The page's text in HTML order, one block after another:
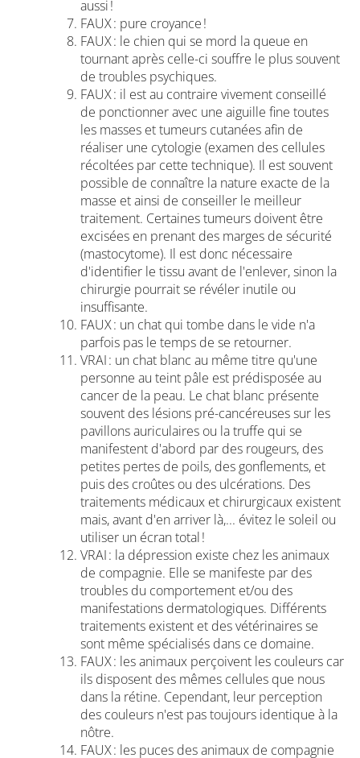
aussi !
FAUX : pure croyance !
FAUX : le chien qui se mord la queue en
tournant après celle-ci souffre le plus souvent
de troubles psychiques.
FAUX : il est au contraire vivement conseillé
de ponctionner avec une aiguille fine toutes
les masses et tumeurs cutanées afin de
réaliser une cytologie (examen des cellules
récoltées par cette technique). Il est souvent
possible de connaître la nature exacte de la
masse et ainsi de conseiller le meilleur
traitement. Certaines tumeurs doivent être
excisées en prenant des marges de sécurité
(mastocytome). Il est donc nécessaire
d'identifier le tissu avant de l'enlever, sinon la
chirurgie pourrait se révéler inutile ou
insuffisante.
FAUX : un chat qui tombe dans le vide n'a
parfois pas le temps de se retourner.
VRAI : un chat blanc au même titre qu'une
personne au teint pâle est prédisposée au
cancer de la peau. Le chat blanc présente
souvent des lésions pré-cancéreuses sur les
pavillons auriculaires ou la truffe qui se
manifestent d'abord par des rougeurs, des
petites pertes de poils, des gonflements, et
puis des croûtes ou des ulcérations. Des
traitements médicaux et chirurgicaux existent
mais, avant d'en arriver là,... évitez le soleil ou
utiliser un écran total !
VRAI : la dépression existe chez les animaux
de compagnie. Elle se manifeste par des
troubles du comportement et/ou des
manifestations dermatologiques. Différents
traitements existent et des vétérinaires se
sont même spécialisés dans ce domaine.
FAUX : les animaux perçoivent les couleurs car
ils disposent des mêmes cellules que nous
dans la rétine. Cependant, leur perception
des couleurs n'est pas toujours identique à la
nôtre.
FAUX : les puces des animaux de compagnie